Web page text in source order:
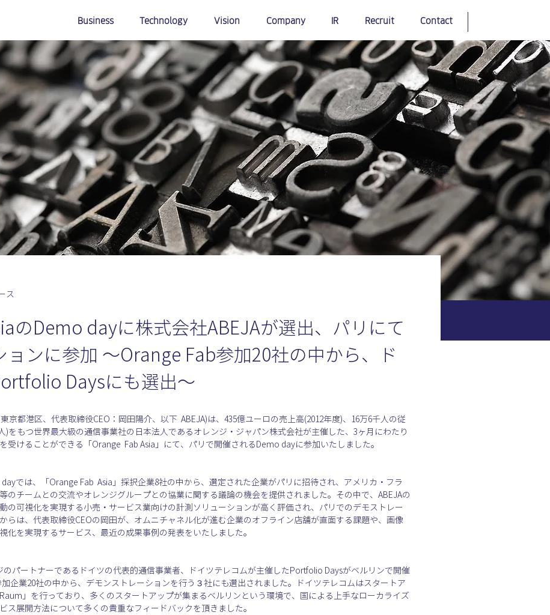
Business Technology Vision Company IR Recruit Contact
ス
のDemo dayに株式会社ABEJAが選出、パリにて
ョンに参加 〜Orange Fab参加20社の中から、ド
Daysにも選出〜
京都港区、代表取締役CEO：岡田陽介、以下  ABEJA)は、435億ユーロの売上高(2012年度)、16万6千人の従
)をもつ世界最大級の通信事業社の日本法人であるオレンジ・ジャパン株式会社が主催した、3ヶ月にわたり
受けることができる「Orange  Fab Asia」にて、パリで開催されるDemo dayに参加いたしました。
では、「Orange Fab  Asia」採択企業8社の中から、選定された企業がパリに招待され、アメリカ・フラ
のチームとの交流やオレンジグループとの協業に関する議論の機会を提供されました。その中で、ABEJAの
の可視化を実現する小売・サービス業向けの計測ソリューションが高く評価され、パリでのデモストレー
らは、代表取締役CEOの岡田が、オムニチャネル化が進む企業のオフライン店舗が直面する課題や、画像
化を実現するサービス、最近の成果事例の発表をいたしました。
のパートナーであるドイツの代表的通信事業者、ドイツテレコムが主催したPortfolio Daysがベルリンで開催
企業20社の中から、デモンストレーションを行う３社にも選出されました。ドイツテレコムはスタートア
」を行っており、多くのスタートアップが集まるベルリンという環境で、国による上手なローカライズ
ス展開方法について多くの貴重なフィードバックを頂きました。